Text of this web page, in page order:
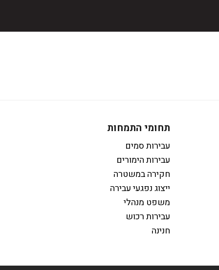
תחומי התמחות
עבירות סמים
עבירות הימורים
חקירה במשטרה
ייצוג נפגעי עבירה
משפט מנהלי
עבירות רכוש
חנינה